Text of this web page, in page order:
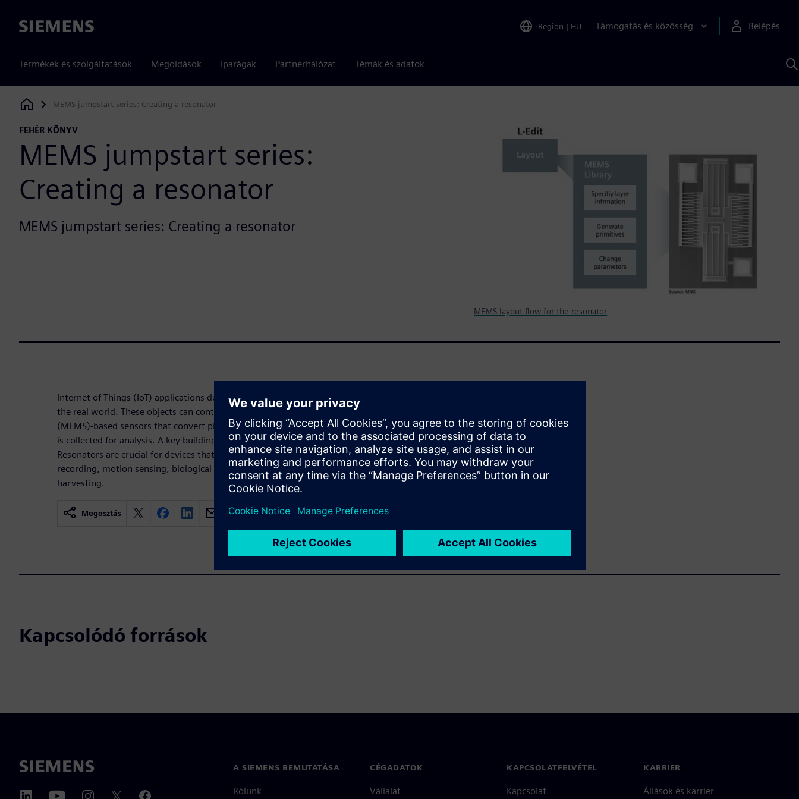
Siemens Region | HU Támogatás és közösség Belépés
Termékek és szolgáltatások Megoldások Iparágak Partnerhálózat Témák és adatok
Siemens Digital Industries Software
MEMS jumpstart series: Creating a resonator
FEHÉR KÖNYV
MEMS jumpstart series:
Creating a resonator
MEMS jumpstart series: Creating a resonator
MEMS layout flow for the resonator
Internet of Things (IoT) applications depend on smart objects that interact with
the real world. These objects can contain micro electro-mechanical systems
(MEMS)-based sensors that convert physical or chemical actions into data that
is collected for analysis. A key building block for sensor design is the resonator.
Resonators are crucial for devices that include: timing references, mass
recording, motion sensing, biological sensing, signal filtering and energy
harvesting.
Megosztás
Kapcsolódó források
A SIEMENS BEMUTATÁSA
Rólunk
CÉGADATOK
Vállalat
KAPCSOLATFELVÉTEL
Kapcsolat
KARRIER
Állások és karrier